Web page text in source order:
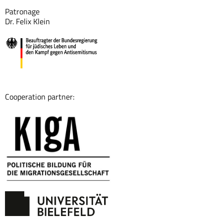
Patronage
Dr. Felix Klein
Cooperation partner: